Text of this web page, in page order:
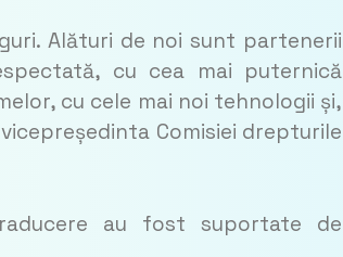
Alături de noi sunt partenerii
cu cea mai puternică
cu cele mai noi tehnologii și,
Comisiei drepturile
au fost suportate de